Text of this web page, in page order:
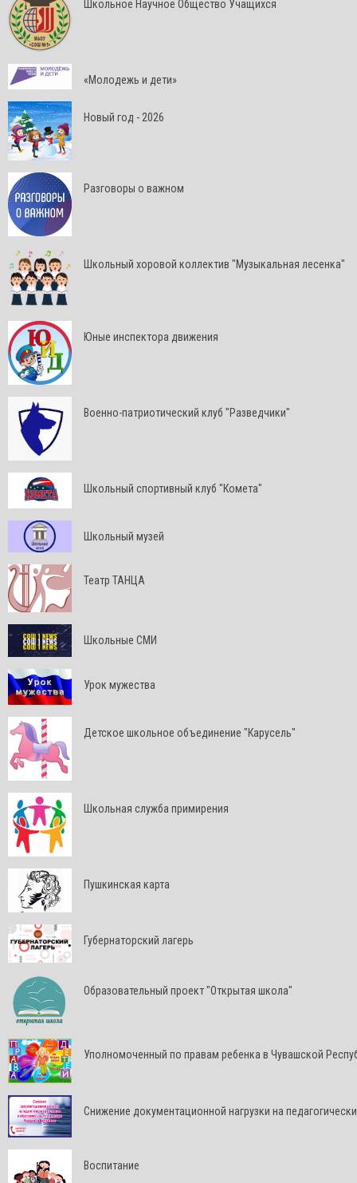
Школьное Научное Общество Учащихся
«Молодежь и дети»
Новый год - 2026
Разговоры о важном
Школьный хоровой коллектив "Музыкальная лесенка"
Юные инспектора движения
Военно-патриотический клуб "Разведчики"
Школьный спортивный клуб "Комета"
Школьный музей
Театр ТАНЦА
Школьные СМИ
Урок мужества
Детское школьное объединение "Карусель"
Школьная служба примирения
Пушкинская карта
Губернаторский лагерь
Образовательный проект "Открытая школа"
Уполномоченный по правам ребенка в Чувашской
Снижение документационной нагрузки на
Воспитание